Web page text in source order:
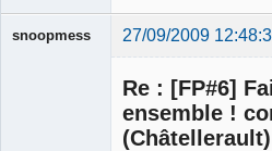
snoopmess 27/09/2009
Re : [FP#6]
ensemble !
(Châtellerault)